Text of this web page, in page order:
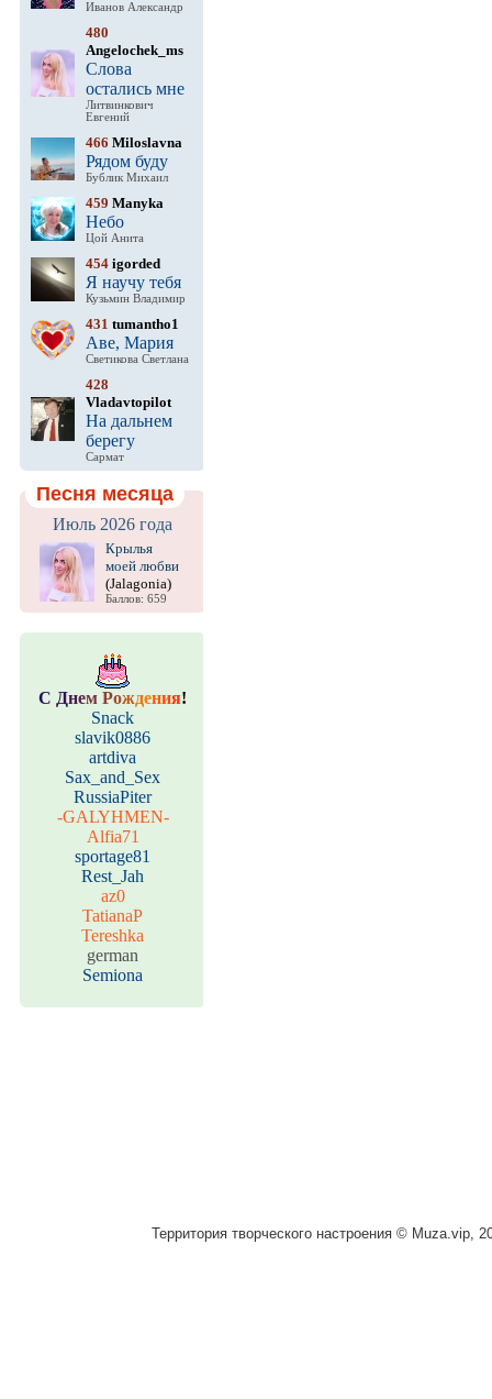
Иванов Александр
480
Angelochek_ms
Слова
остались мне
Литвинкович
Евгений
466 Miloslavna
Рядом буду
Бублик Михаил
459 Manyka
Небо
Цой Анита
454 igorded
Я научу тебя
Кузьмин Владимир
431 tumantho1
Аве, Мария
Светикова Светлана
428
Vladavtopilot
На дальнем
берегу
Сармат
Песня месяца
Июль 2026 года
Крылья
моей любви
(Jalagonia)
Баллов: 659
С Днем Рождения!
Snack
slavik0886
artdiva
Sax_and_Sex
RussiaPiter
-GALYHMEN-
Alfia71
sportage81
Rest_Jah
az0
TatianaP
Tereshka
german
Semiona
Территория творческого настроения © Muza.vip,